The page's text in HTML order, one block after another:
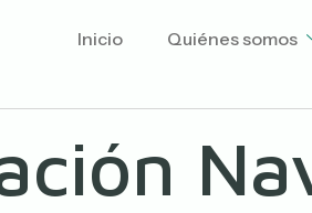
Inicio Quiénes somos